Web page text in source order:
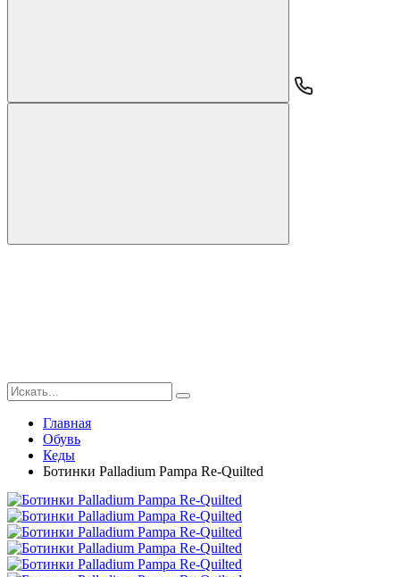
Главная
Обувь
Кеды
Ботинки Palladium Pampa Re-Quilted